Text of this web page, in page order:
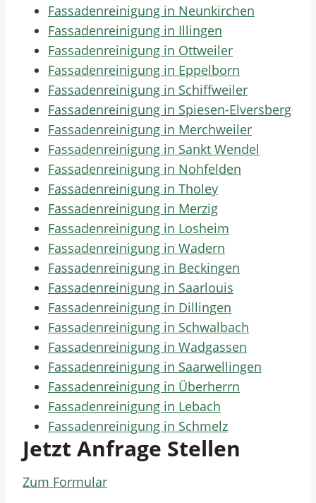
Fassadenreinigung in Neunkirchen
Fassadenreinigung in Illingen
Fassadenreinigung in Ottweiler
Fassadenreinigung in Eppelborn
Fassadenreinigung in Schiffweiler
Fassadenreinigung in Spiesen-Elversberg
Fassadenreinigung in Merchweiler
Fassadenreinigung in Sankt Wendel
Fassadenreinigung in Nohfelden
Fassadenreinigung in Tholey
Fassadenreinigung in Merzig
Fassadenreinigung in Losheim
Fassadenreinigung in Wadern
Fassadenreinigung in Beckingen
Fassadenreinigung in Saarlouis
Fassadenreinigung in Dillingen
Fassadenreinigung in Schwalbach
Fassadenreinigung in Wadgassen
Fassadenreinigung in Saarwellingen
Fassadenreinigung in Überherrn
Fassadenreinigung in Lebach
Fassadenreinigung in Schmelz
Jetzt Anfrage Stellen
Zum Formular